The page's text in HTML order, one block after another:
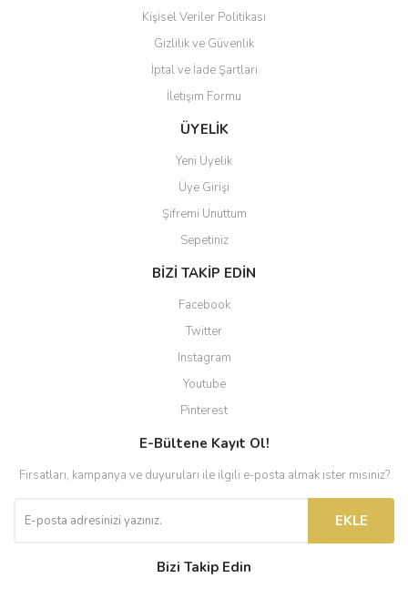
Gönder
Kişisel Veriler Politikası
Gizlilik ve Güvenlik
İptal ve İade Şartları
İletişim Formu
ÜYELİK
Yeni Üyelik
Üye Girişi
Şifremi Unuttum
Sepetiniz
BİZİ TAKİP EDİN
Facebook
Twitter
Instagram
Youtube
Pinterest
E-Bültene Kayıt Ol!
Fırsatları, kampanya ve duyuruları ile ilgili e-posta almak ister misiniz?
EKLE
Bizi Takip Edin